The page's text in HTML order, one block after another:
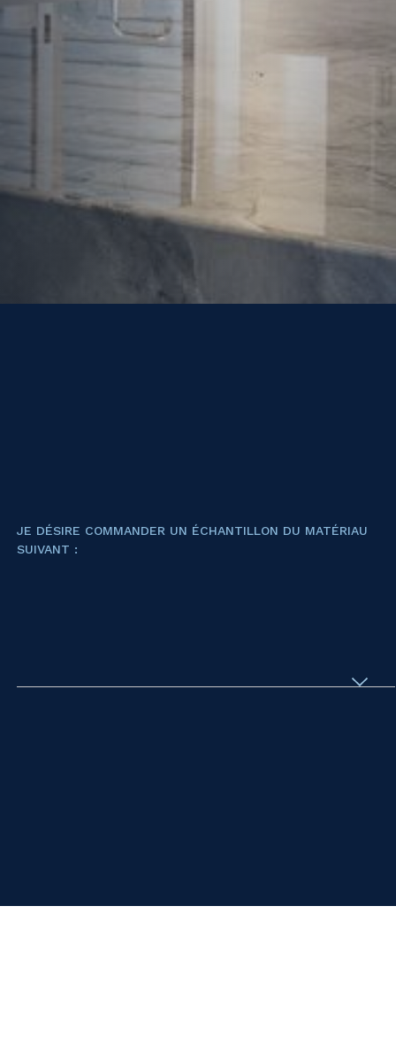
JE DÉSIRE COMMANDER UN ÉCHANTILLON DU MATÉRIAU
SUIVANT :